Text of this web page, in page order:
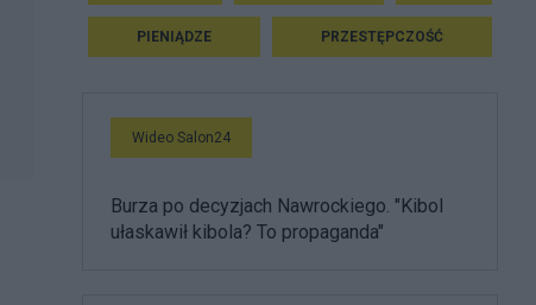
PIENIĄDZE PRZESTĘPCZOŚĆ
Wideo Salon24
Burza po decyzjach Nawrockiego. "Kibol
ułaskawił kibola? To propaganda"